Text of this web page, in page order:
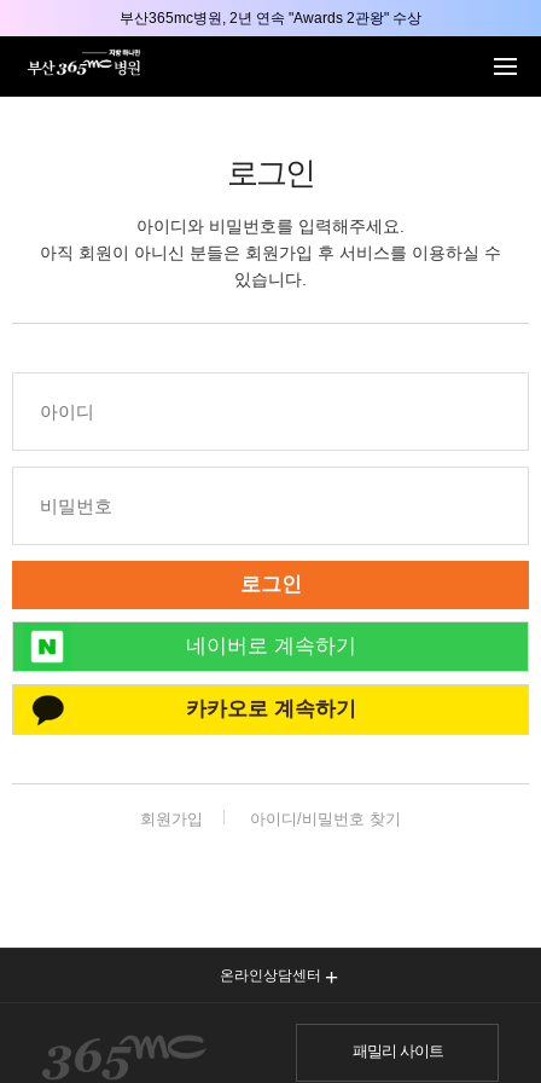
부산365mc병원, 2년 연속 "Awards 2관왕" 수상
2025 "부산365mc 보건복지부 장관상" 수상!
2025 "부산365mc 보건복지부 장관상" 수상!
로그인
아이디와 비밀번호를 입력해주세요.
아직 회원이 아니신 분들은 회원가입 후 서비스를 이용하실 수
있습니다.
로그인
네이버로 계속하기
카카오로 계속하기
회원가입 아이디/비밀번호 찾기
온라인상담센터
패밀리 사이트